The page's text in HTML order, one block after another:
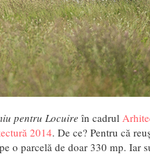
pentru Locuire în cadrul
2014. De ce? Pentru că
o parcelă de doar 330 mp. Iar